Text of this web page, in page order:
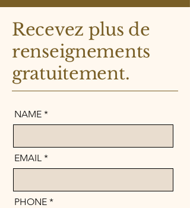
Recevez plus de
renseignements
gratuitement.
NAME
EMAIL
PHONE